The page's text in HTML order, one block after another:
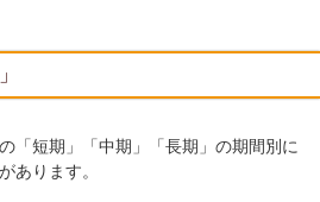
「短期」「中期」「長期」の期間別に
あります。